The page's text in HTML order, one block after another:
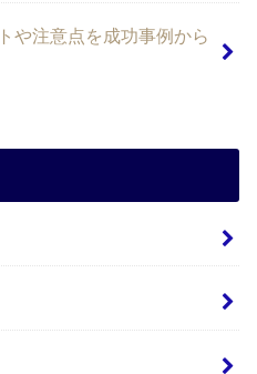
や注意点を成功事例から